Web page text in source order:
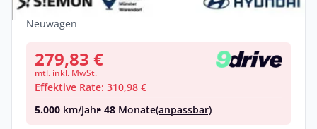
Benzin •Automatik •179 PS (132 kW)
Neuwagen
279,83 €
mtl. inkl. MwSt.
Effektive Rate: 310,98 €
5.000 km/Jahr• 48 Monate(anpassbar)